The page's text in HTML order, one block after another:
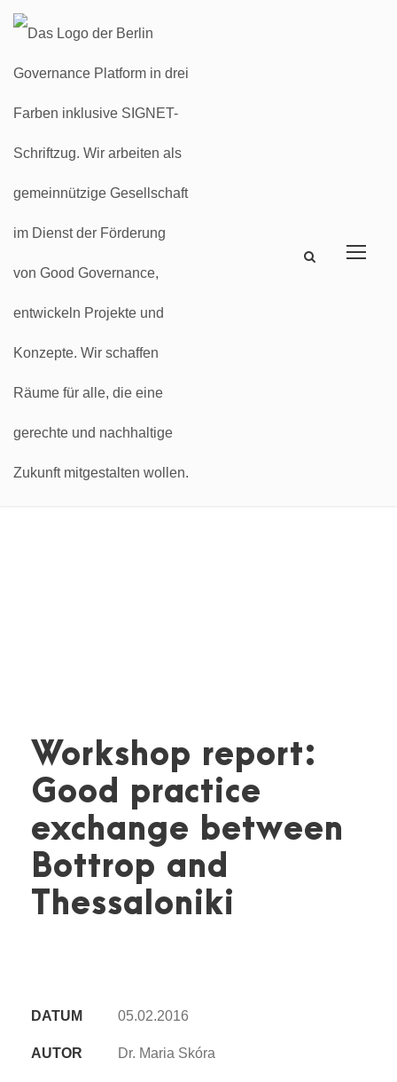
Workshop report:
Good practice
exchange between
Bottrop and
Thessaloniki
DATUM 05.02.2016
AUTOR Dr. Maria Skóra